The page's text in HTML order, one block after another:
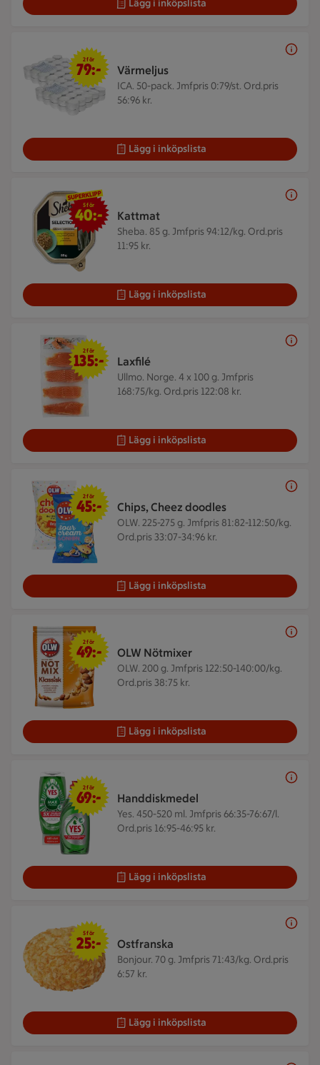
Lägg i inköpslista
Värmeljus
ICA. 50-pack. Jmfpris 0:79/st. Ord.pris
56:96 kr.
2 för 79 kr
2 för
79:-
Lägg i inköpslista
Kattmat
Sheba. 85 g. Jmfpris 94:12/kg. Ord.pris
11:95 kr.
5 för 40 kr
5 för
40:-
Lägg i inköpslista
Laxfilé
Ullmo. Norge. 4 x 100 g. Jmfpris
168:75/kg. Ord.pris 122:08 kr.
2 för 135 kr
2 för
135:-
Lägg i inköpslista
Chips, Cheez doodles
OLW. 225-275 g. Jmfpris 81:82-112:50/kg.
Ord.pris 33:07-34:96 kr.
2 för 45 kr
2 för
45:-
Lägg i inköpslista
OLW Nötmixer
OLW. 200 g. Jmfpris 122:50-140:00/kg.
Ord.pris 38:75 kr.
2 för 49 kr
2 för
49:-
Lägg i inköpslista
Handdiskmedel
Yes. 450-520 ml. Jmfpris 66:35-76:67/l.
Ord.pris 16:95-46:95 kr.
2 för 69 kr
2 för
69:-
Lägg i inköpslista
Ostfranska
Bonjour. 70 g. Jmfpris 71:43/kg. Ord.pris
6:57 kr.
5 för 25 kr
5 för
25:-
Lägg i inköpslista